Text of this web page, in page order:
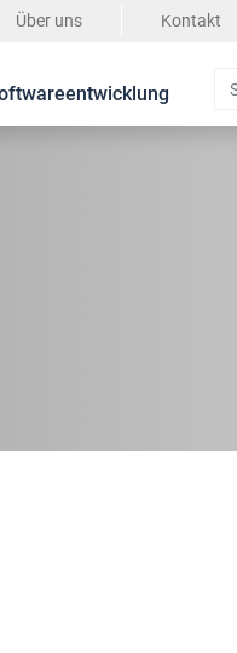
Über uns Kontakt